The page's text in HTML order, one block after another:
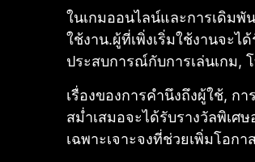
ในเกมออนไลน์และการเดิม
ใช้งาน.ผู้ที่เพิ่งเริ่มใช้งานจะ
ประสบการณ์กับการเล่นเกม,
เรื่องของการคำนึงถึงผู้ใช้, ก
สม่ำเสมอจะได้รับรางวัลพิเศ
เฉพาะเจาะจงที่ช่วยเพิ่มโอก